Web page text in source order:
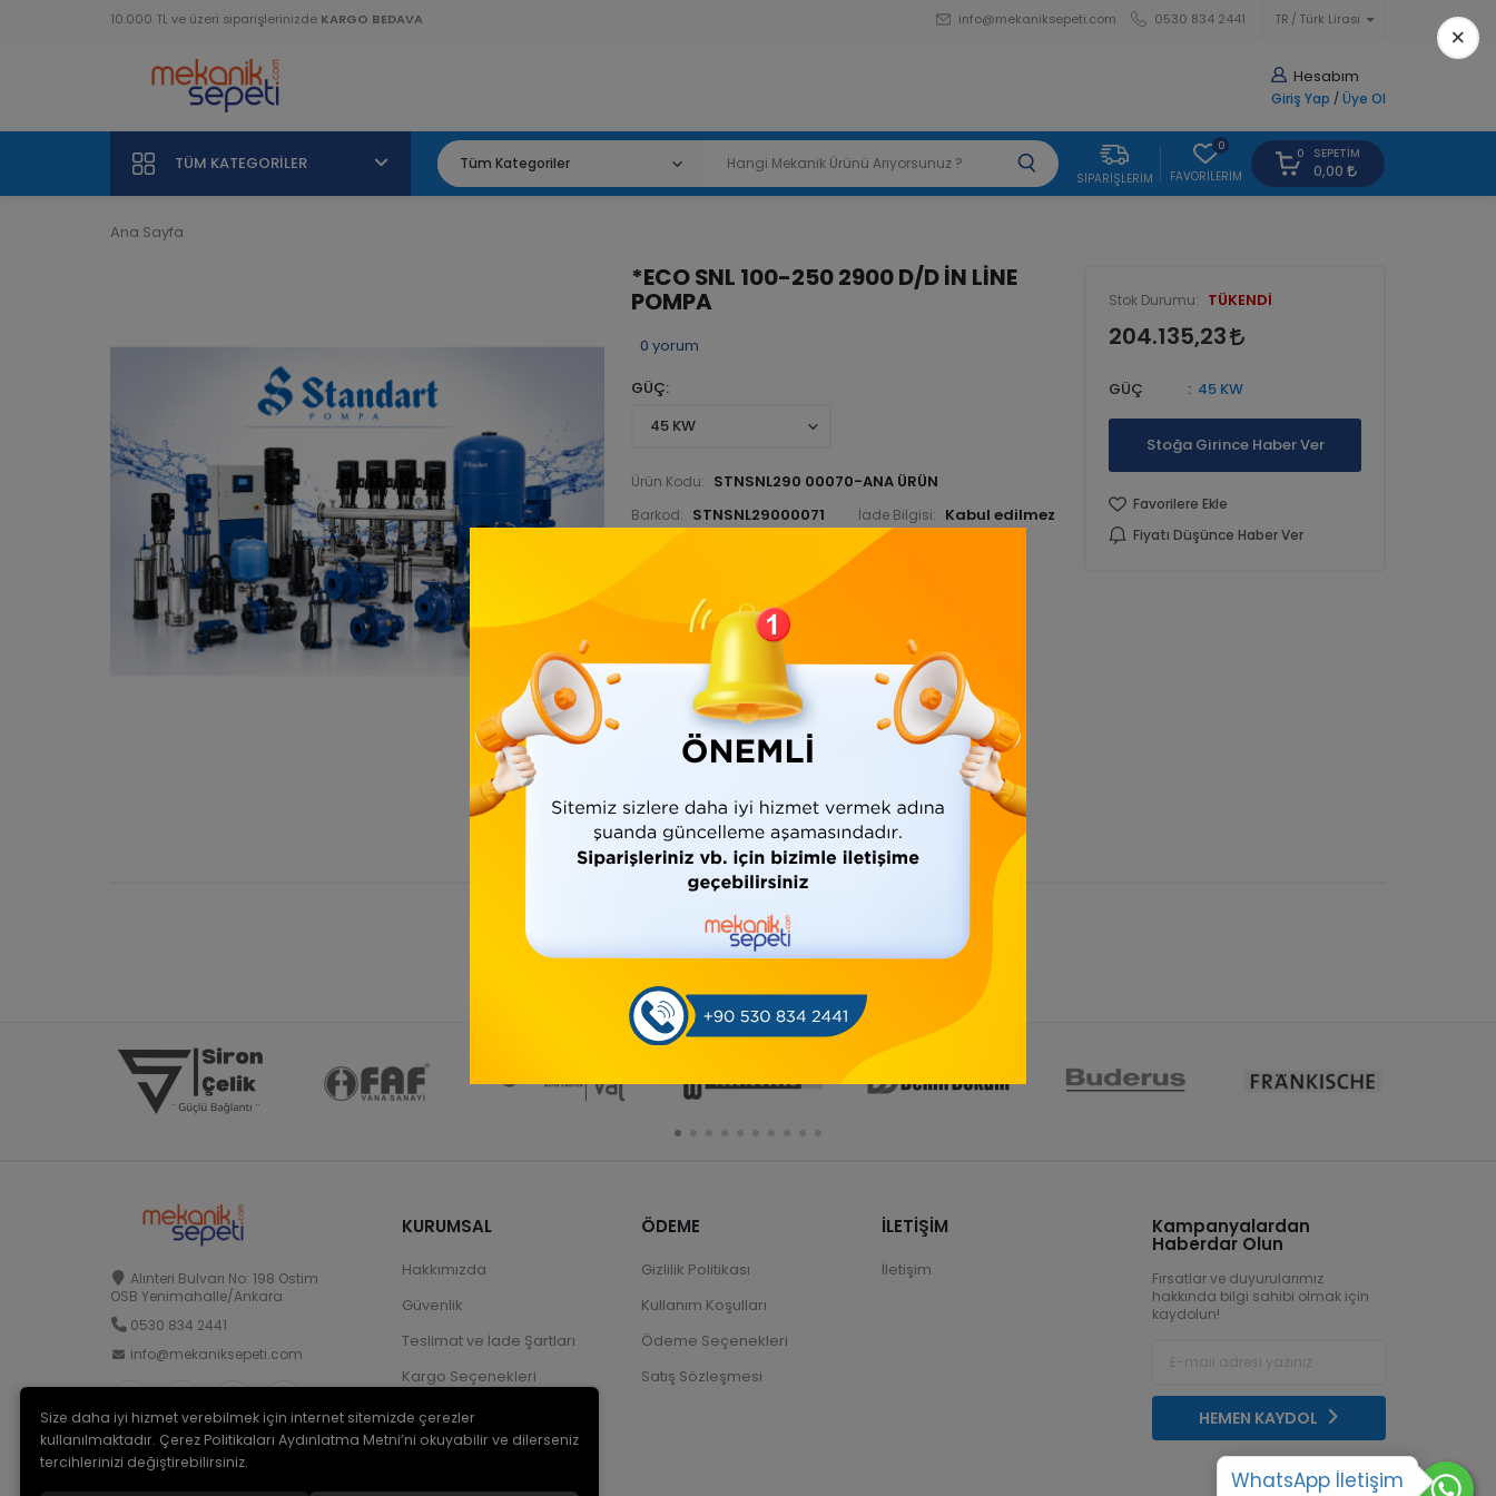
WhatsApp İletişim
10.000 TL ve üzeri siparişlerinizde KARGO BEDAVA TR Türk Lirası
info@mekaniksepeti.com 0530 834 2441
Hesabım
Giriş Yap / Üye Ol
TÜM KATEGORILER
SIPARIŞLERIM
0
FAVORILERIM
0 SEPETIM
0,00
Ana Sayfa
*ECO SNL 100-250 2900 D/D İN LİNE
POMPA
0 yorum
GÜÇ
Ürün Kodu: STNSNL290 00070-ANA ÜRÜN
Barkod: STNSNL29000071 İade Bilgisi:
Stok Durumu: TÜKENDİ
204.135,23
GÜÇ 45 KW
Stoğa Girince Haber Ver
Favorilere Ekle
Fiyatı Düşünce Haber Ver
Ürün Bilgisi Yorumlar (0)
Alınteri Bulvarı No: 198 Ostim
OSB Yenimahalle/Ankara
0530 834 2441
info@mekaniksepeti.com
Kampanyalardan
Haberdar Olun
Fırsatlar ve duyurularımız
hakkında bilgi sahibi olmak için
kaydolun!
HEMEN KAYDOL
KURUMSAL
Hakkımızda
Güvenlik
Teslimat ve İade Şartları
Kargo Seçenekleri
ÖDEME
Gizlilik Politikası
Kullanım Koşulları
Ödeme Seçenekleri
Satış Sözleşmesi
İLETİŞİM
İletişim
Size daha iyi hizmet verebilmek için internet sitemizde çerezler
kullanılmaktadır. Çerez Politikaları Aydınlatma Metni’ni okuyabilir ve dilerseniz
tercihlerinizi değiştirebilirsiniz.
×